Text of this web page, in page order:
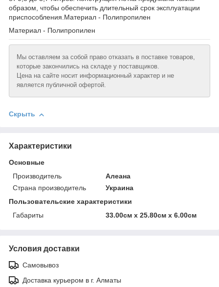
образом, чтобы обеспечить длительный срок эксплуатации
приспособления.Материал - Полипропилен
Материал - Полипропилен
Мы оставляем за собой право отказать в поставке товаров,
которые закончились на складе у поставщиков.
Цена на сайте носит информационный характер и не
является публичной офертой.
Скрыть
Характеристики
Основные
Производитель
Алеана
Страна производитель
Украина
Пользовательские характеристики
Габариты
33.00см х 25.80см х 6.00см
Условия доставки
Самовывоз
Доставка курьером в г. Алматы